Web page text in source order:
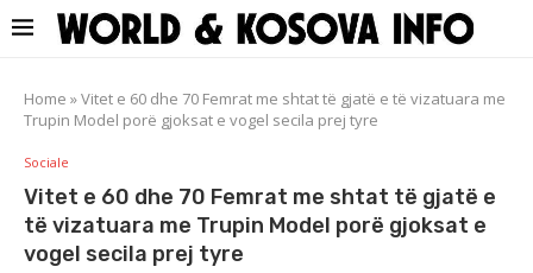
Home »Vitet e 60 dhe 70 Femrat me shtat të gjatë e të vizatuara me
Trupin Model porë gjoksat e vogel secila prej tyre
Sociale
Vitet e 60 dhe 70 Femrat me shtat të gjatë e
të vizatuara me Trupin Model porë gjoksat e
vogel secila prej tyre